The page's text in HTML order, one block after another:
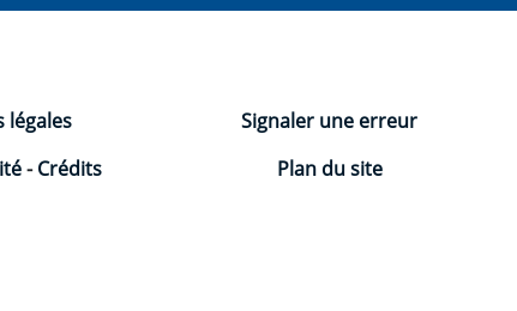
légales
-Crédits
Signaler une erreur
Plan du site